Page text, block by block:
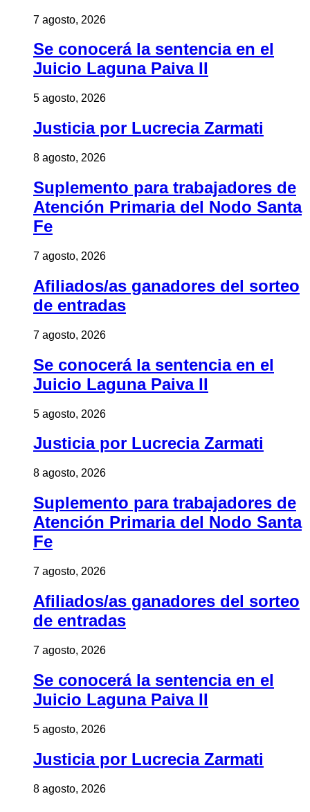
7 agosto, 2026
Se conocerá la sentencia en el
Juicio Laguna Paiva II
5 agosto, 2026
Justicia por Lucrecia Zarmati
8 agosto, 2026
Suplemento para trabajadores de
Atención Primaria del Nodo Santa
Fe
7 agosto, 2026
Afiliados/as ganadores del sorteo
de entradas
7 agosto, 2026
Se conocerá la sentencia en el
Juicio Laguna Paiva II
5 agosto, 2026
Justicia por Lucrecia Zarmati
8 agosto, 2026
Suplemento para trabajadores de
Atención Primaria del Nodo Santa
Fe
7 agosto, 2026
Afiliados/as ganadores del sorteo
de entradas
7 agosto, 2026
Se conocerá la sentencia en el
Juicio Laguna Paiva II
5 agosto, 2026
Justicia por Lucrecia Zarmati
8 agosto, 2026